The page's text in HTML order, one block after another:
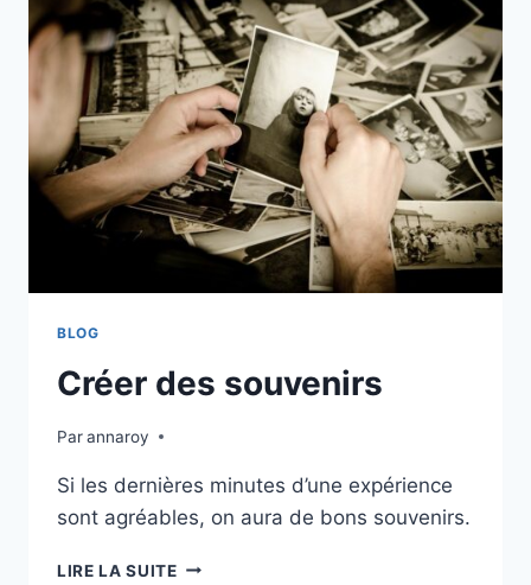
BLOG
Créer des souvenirs
Parannaroy
Si les dernières minutes d’une expérience
sont agréables, on aura de bons souvenirs.
LIRE LA SUITECRÉER